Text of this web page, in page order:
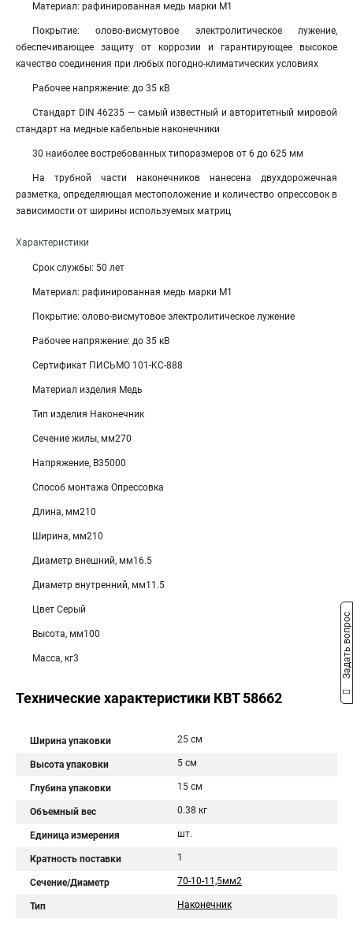
Материал: рафинированная медь марки М1
Покрытие: олово-висмутовое электролитическое лужение,
обеспечивающее защиту от коррозии и гарантирующее высокое
качество соединения при любых погодно-климатических условиях
Рабочее напряжение: до 35 кВ
Стандарт DIN 46235 — самый известный и авторитетный мировой
стандарт на медные кабельные наконечники
30 наиболее востребованных типоразмеров от 6 до 625 мм
На трубной части наконечников нанесена двухдорожечная
разметка, определяющая местоположение и количество опрессовок в
зависимости от ширины используемых матриц
Характеристики
Срок службы: 50 лет
Материал: рафинированная медь марки М1
Покрытие: олово-висмутовое электролитическое лужение
Рабочее напряжение: до 35 кВ
Сертификат ПИСЬМО 101-KC-888
Материал изделия Медь
Тип изделия Наконечник
Сечение жилы, мм270
Напряжение, В35000
Способ монтажа Опрессовка
Длина, мм210
Ширина, мм210
Диаметр внешний, мм16.5
Диаметр внутренний, мм11.5
Цвет Серый
Высота, мм100
Масса, кг3
Технические характеристики КВТ 58662
Ширина упаковки 25 см
Высота упаковки 5 см
Глубина упаковки 15 см
Объемный вес 0.38 кг
Единица измерения шт.
Кратность поставки 1
Сечение/Диаметр 70-10-11,5мм2
Тип Наконечник
Задать вопрос